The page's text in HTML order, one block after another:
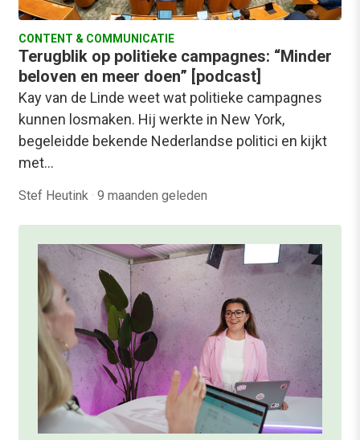
CONTENT & COMMUNICATIE
Terugblik op politieke campagnes: “Minder
beloven en meer doen” [podcast]
Kay van de Linde weet wat politieke campagnes
kunnen losmaken. Hij werkte in New York,
begeleidde bekende Nederlandse politici en kijkt
met…
Stef Heutink · 9 maanden geleden